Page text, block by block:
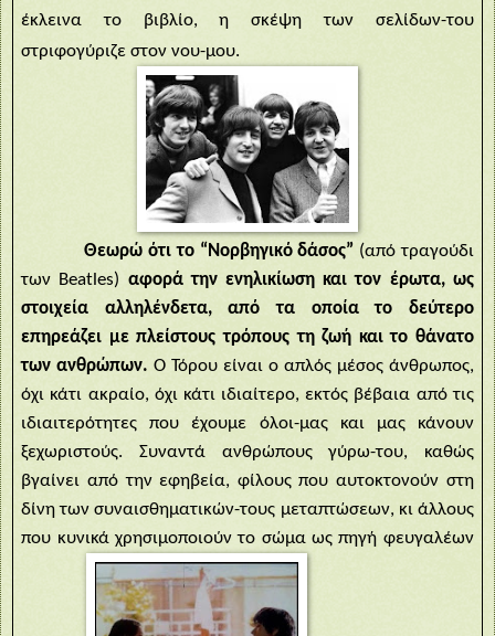
έκλεινα το βιβλίο, η σκέψη των σελίδων-του
στριφογύριζε στον νου-μου.
Θεωρώ ότι το “Νορβηγικό δάσος” (από τραγούδι
των Beatles) αφορά την ενηλικίωση και τον έρωτα, ως
στοιχεία αλληλένδετα, από τα οποία το δεύτερο
επηρεάζει με πλείστους τρόπους τη ζωή και το θάνατο
των ανθρώπων.Ο Τόρου είναι ο απλός μέσος άνθρωπος,
όχι κάτι ακραίο, όχι κάτι ιδιαίτερο, εκτός βέβαια από τις
ιδιαιτερότητες που έχουμε όλοι-μας και μας κάνουν
ξεχωριστούς. Συναντά ανθρώπους γύρω-του, καθώς
βγαίνει από την εφηβεία, φίλους που αυτοκτονούν στη
δίνη των συναισθηματικών-τους μεταπτώσεων, κι άλλους
που κυνικά χρησιμοποιούν το σώμα ως πηγή φευγαλέων